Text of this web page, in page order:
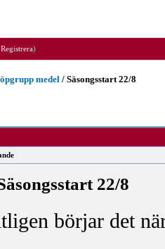
Registrera)
medel /Säsongsstart 22/8
22/8
börjar det